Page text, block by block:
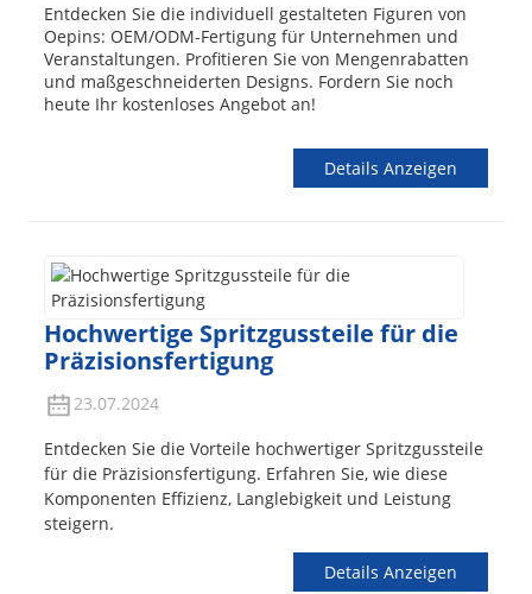
Entdecken Sie die individuell gestalteten Figuren von
Oepins: OEM/ODM-Fertigung für Unternehmen und
Veranstaltungen. Profitieren Sie von Mengenrabatten
und maßgeschneiderten Designs. Fordern Sie noch
heute Ihr kostenloses Angebot an!
Details Anzeigen
Hochwertige Spritzgussteile für die
Präzisionsfertigung
23.07.2024
Entdecken Sie die Vorteile hochwertiger Spritzgussteile
für die Präzisionsfertigung. Erfahren Sie, wie diese
Komponenten Effizienz, Langlebigkeit und Leistung
steigern.
Details Anzeigen